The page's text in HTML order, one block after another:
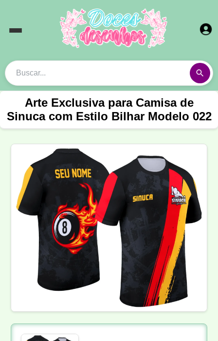
Arte Exclusiva para Camisa de
Sinuca com Estilo Bilhar Modelo 022